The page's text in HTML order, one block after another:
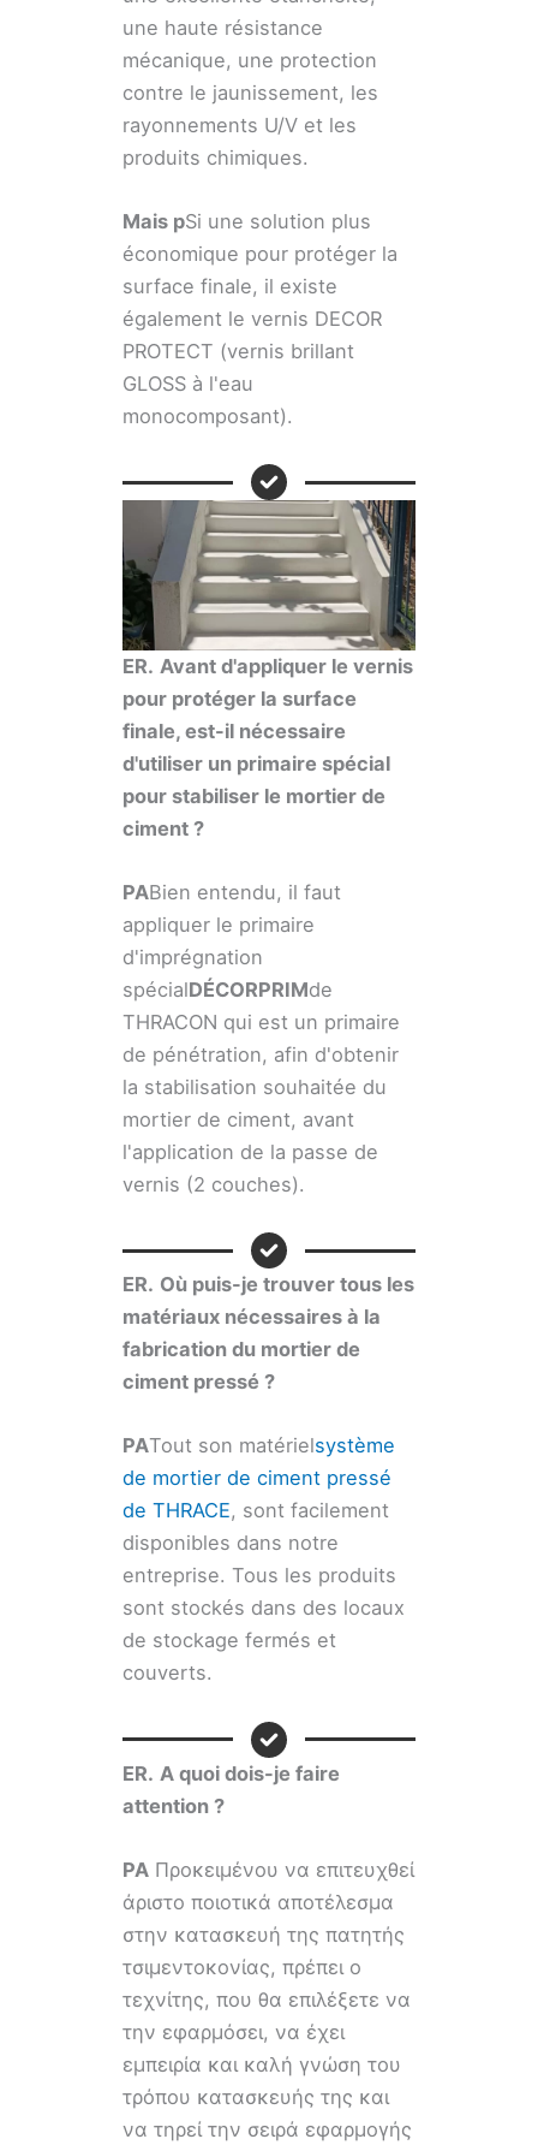
une haute résistance
mécanique, une protection
contre le jaunissement, les
rayonnements U/V et les
produits chimiques.
Mais pSi une solution plus
économique pour protéger la
surface finale, il existe
également le vernis DECOR
PROTECT (vernis brillant
GLOSS à l'eau
monocomposant).
ER. Avant d'appliquer le vernis
pour protéger la surface
finale, est-il nécessaire
d'utiliser un primaire spécial
pour stabiliser le mortier de
ciment ?
PABien entendu, il faut
appliquer le primaire
d'imprégnation
spécialDÉCORPRIMde
THRACON qui est un primaire
de pénétration, afin d'obtenir
la stabilisation souhaitée du
mortier de ciment, avant
l'application de la passe de
vernis (2 couches).
ER. Où puis-je trouver tous les
matériaux nécessaires à la
fabrication du mortier de
ciment pressé ?
PATout son matérielsystème
de mortier de ciment pressé
de THRACE, sont facilement
disponibles dans notre
entreprise. Tous les produits
sont stockés dans des locaux
de stockage fermés et
couverts.
ER. A quoi dois-je faire
attention ?
PA Προκειμένου να επιτευχθεί
άριστο ποιοτικά αποτέλεσμα
στην κατασκευή της πατητής
τσιμεντοκονίας, πρέπει ο
τεχνίτης, που θα επιλέξετε να
την εφαρμόσει, να έχει
εμπειρία και καλή γνώση του
τρόπου κατασκευής της και
να τηρεί την σειρά εφαρμογής